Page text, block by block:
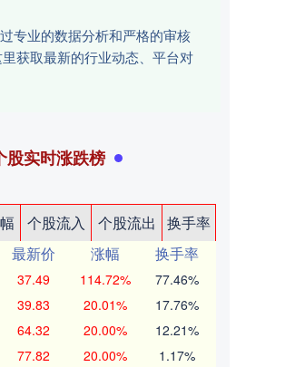
专业的数据分析和严格的审核
获取最新的行业动态、平台对
股实时涨跌榜
个股流入 个股流出
换手率
最新价 涨幅
换手率
37.49 114.72% 77.46%
39.83 20.01% 17.76%
64.32 20.00% 12.21%
77.82 20.00% 1.17%